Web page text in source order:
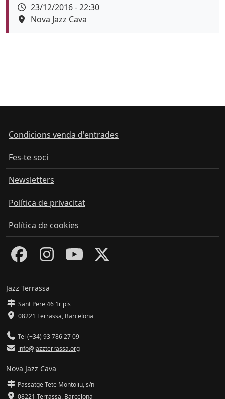
Data
23/12/2016 - 22:30
Espai
Nova Jazz Cava
Condicions venda d'entrades
Fes-te soci
Newsletters
Política de privacitat
Política de cookies
Jazz Terrassa
Sant Pere 46 1r pis
08221 Terrassa, Barcelona
Tel (+34) 93 786 27 09
info@jazzterrassa.org
Nova Jazz Cava
Passatge Tete Montoliu, s/n
08221 Terrassa, Barcelona